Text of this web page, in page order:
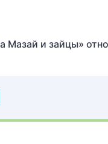
Мазай и зайцы»